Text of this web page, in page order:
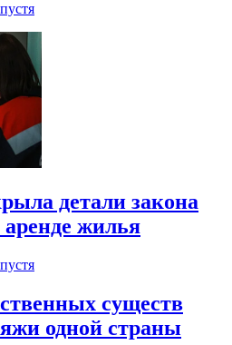
детали закона
аренде жилья
существ
одной страны